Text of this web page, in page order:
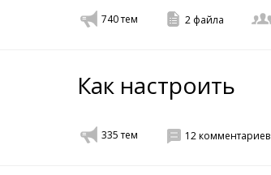
740тем 2 файла
Как настроить
335тем 12комментариев